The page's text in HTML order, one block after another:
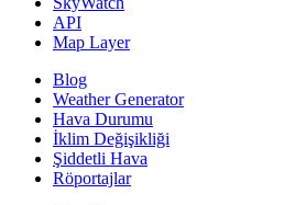
API
Map Layer
Blog
Weather Generator
Hava Durumu
İklim Değişikliği
Şiddetli Hava
Röportajlar